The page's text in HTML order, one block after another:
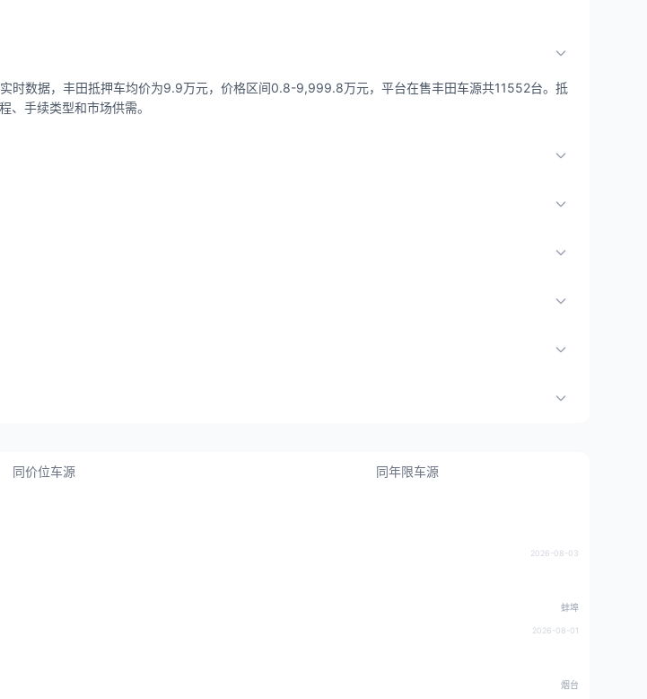
时数据，丰田抵押车均价为9.9万元，价格区间0.8-9,999.8万元，平台在售丰田车源共11552台。抵
手续类型和市场供需。
同价位车源 同年限车源
2026-08-03
蚌埠
2026-08-01
烟台